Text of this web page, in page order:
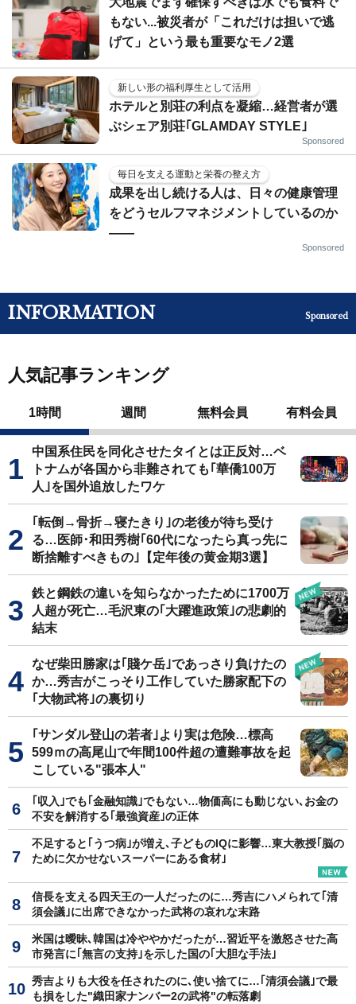
もない...被災者が「これだけは担いで逃
げて」という最も重要なモノ2選
新しい形の福利厚生として活用
ホテルと別荘の利点を凝縮…経営者が選
ぶシェア別荘｢GLAMDAY STYLE｣
Sponsored
毎日を支える運動と栄養の整え方
成果を出し続ける人は、日々の健康管理
をどうセルフマネジメントしているのか
——
Sponsored
INFORMATION Sponsored
人気記事ランキング
1時間 週間 無料会員 有料会員
中国系住民を同化させたタイとは正反対…ベ
トナムが各国から非難されても｢華僑100万
人｣を国外追放したワケ
｢転倒→骨折→寝たきり｣の老後が待ち受け
る…医師･和田秀樹｢60代になったら真っ先に
断捨離すべきもの｣【定年後の黄金期3選】
鉄と鋼鉄の違いを知らなかったために1700万
人超が死亡…毛沢東の｢大躍進政策｣の悲劇的
結末
なぜ柴田勝家は｢賤ケ岳｣であっさり負けたの
か…秀吉がこっそり工作していた勝家配下の
｢大物武将｣の裏切り
｢サンダル登山の若者｣より実は危険…標高
599ｍの高尾山で年間100件超の遭難事故を起
こしている"張本人"
｢収入｣でも｢金融知識｣でもない…物価高にも動じない､お金の
不安を解消する｢最強資産｣の正体
不足すると｢うつ病｣が増え､子どものIQに影響…東大教授｢脳の
ために欠かせないスーパーにある食材｣
信長を支える四天王の一人だったのに…秀吉にハメられて｢清
須会議｣に出席できなかった武将の哀れな末路
米国は曖昧､韓国は冷ややかだったが…習近平を激怒させた高
市発言に｢無言の支持｣を示した国の｢大胆な手法｣
秀吉よりも大役を任されたのに､使い捨てに…｢清須会議｣で最
も損をした"織田家ナンバー2の武将"の転落劇